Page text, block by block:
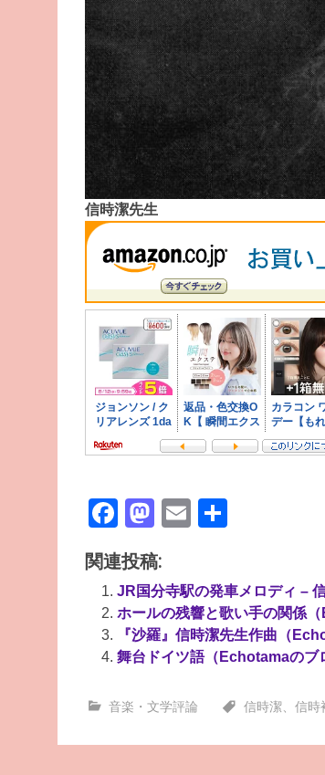
信時潔先生
Facebook
Mastodon
Email
関連投稿:
JR国分寺駅の発車メロディ –
ホールの残響と歌い手の関係
『沙羅』信時潔先生作曲（
舞台ドイツ語（Echotamaのブ
音楽・文学評論 信時潔、 信時